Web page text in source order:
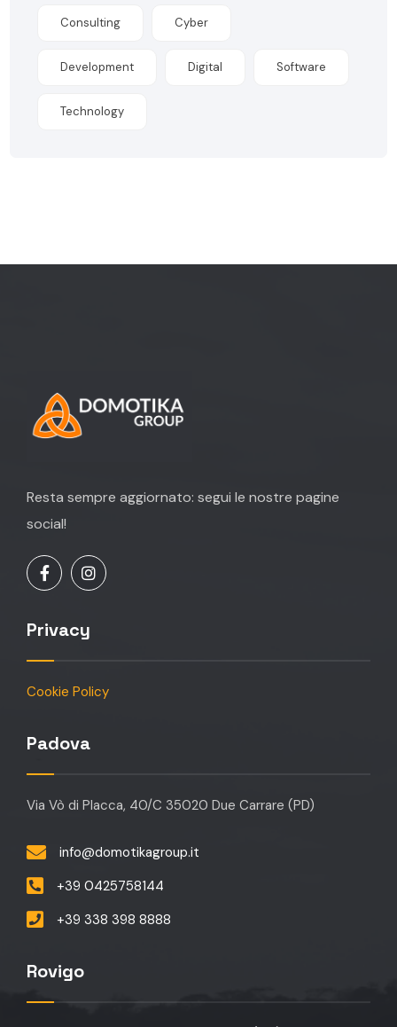
Consulting Cyber
Development Digital Software
Technology
Resta sempre aggiornato: segui le nostre pagine
social!
Privacy
Cookie Policy
Padova
Via Vò di Placca, 40/C 35020 Due Carrare (PD)
info@domotikagroup.it
+39 0425758144
+39 338 398 8888
Rovigo